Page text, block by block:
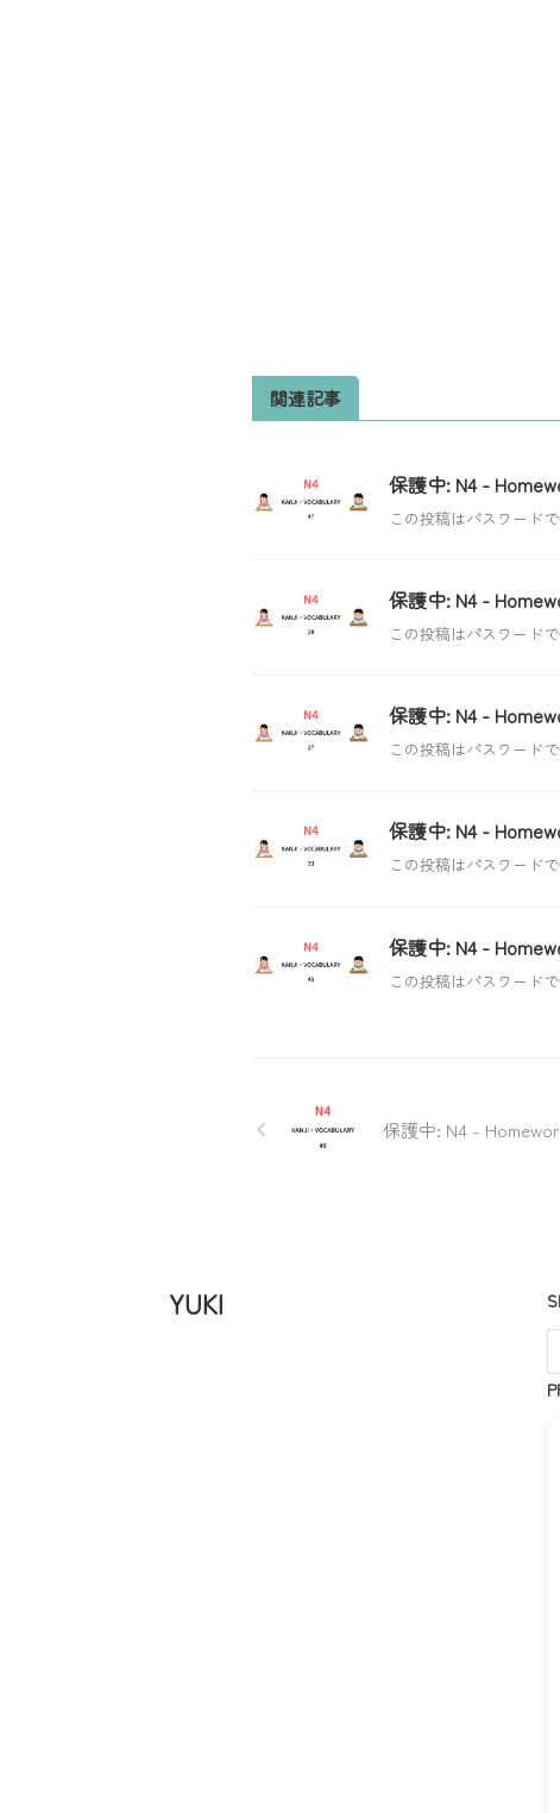
関連記事
保護中: N4 -
この投稿はパスワード
保護中: N4 -
この投稿はパスワード
保護中: N4 -
この投稿はパスワード
保護中: N4 -
この投稿はパスワード
保護中: N4 -
この投稿はパスワード
保護中: N4 -
YUKI